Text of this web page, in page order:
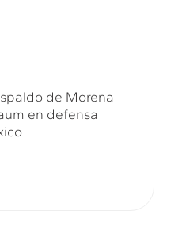
de Morena
en defensa